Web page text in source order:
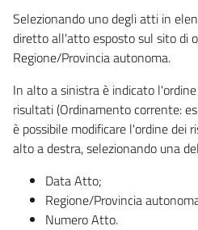
Selezionando uno degli atti in
diretto all'atto esposto sul sito di
Regione/Provincia autonoma.
In alto a sinistra è indicato
risultati (Ordinamento corrente:
è possibile modificare l'ordine dei
alto a destra, selezionando una
Data Atto;
Regione/Provincia
Numero Atto.